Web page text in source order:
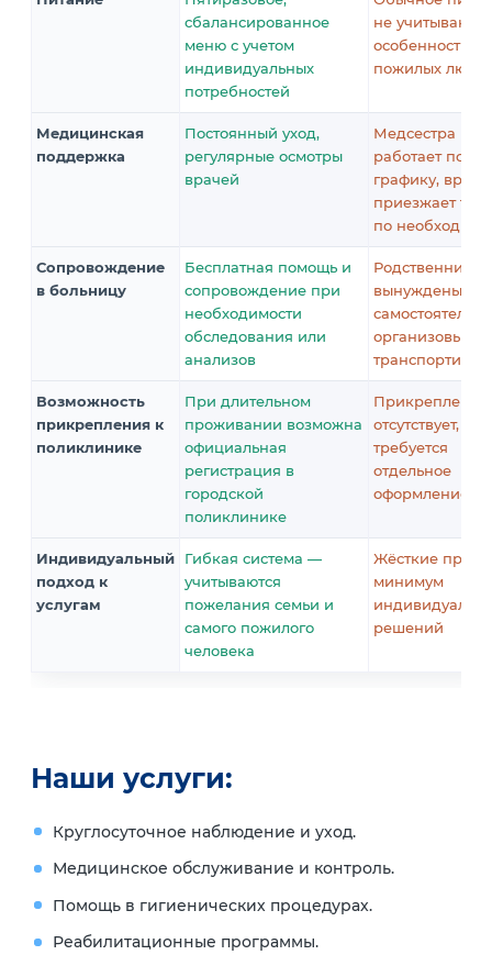
сбалансированное
меню с учетом
индивидуальных
потребностей
не
особенности
пожилых
Медицинская
поддержка
Постоянный уход,
регулярные осмотры
врачей
Медсестра
работает по
графику, врач
приезжает
по
Сопровождение
в больницу
Бесплатная помощь и
сопровождение при
необходимости
обследования или
анализов
Родственники
вынуждены
самостоятельно
Возможность
прикрепления к
поликлинике
При длительном
проживании возможна
официальная
регистрация в
городской
поликлинике
Прикрепление
отсутствует,
требуется
отдельное
оформление
Индивидуальный
подход к
услугам
Гибкая система —
учитываются
пожелания семьи и
самого пожилого
человека
Жёсткие
минимум
решений
Наши услуги:
Круглосуточное наблюдение и уход.
Медицинское обслуживание и контроль.
Помощь в гигиенических процедурах.
Реабилитационные программы.